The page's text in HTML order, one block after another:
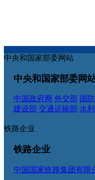
中央和国家部委网站
中央和国家部委网
中国政府网 外交部 国
建设部 交通运输部 水
铁路企业
铁路企业
中国国家铁路集团有限